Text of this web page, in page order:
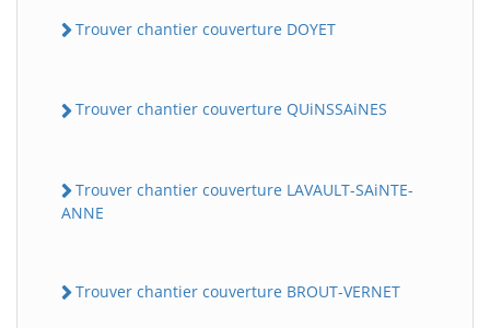
Trouver chantier couverture DOYET
Trouver chantier couverture QUiNSSAiNES
Trouver chantier couverture LAVAULT-SAiNTE-
ANNE
Trouver chantier couverture BROUT-VERNET